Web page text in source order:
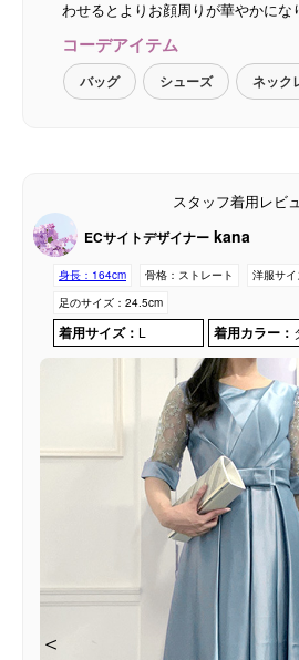
わせるとよりお顔周りが華やかにな
コーデアイテム
バッグ シューズ ネック
スタッフ着用レビ
ECサイトデザイナー kana
身長： 164cm 骨格： ストレート 洋服サイ
足のサイズ： 24.5cm
着用サイズ： L 着用カラー：
＜
＜
＜
＜
＜
＜
＜